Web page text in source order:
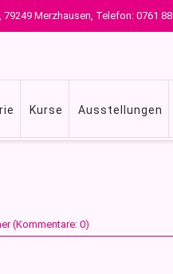
Merzhausen, Telefon: 0761
Kurse Ausstellungen
(Kommentare: 0)